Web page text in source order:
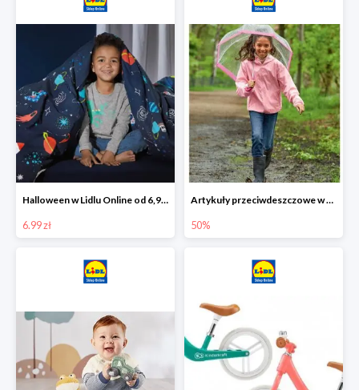
Halloween w Lidlu Online od 6,99 zł
6.99 zł
Artykuły przeciwdeszczowe w Lodilu Online do -50%
50%